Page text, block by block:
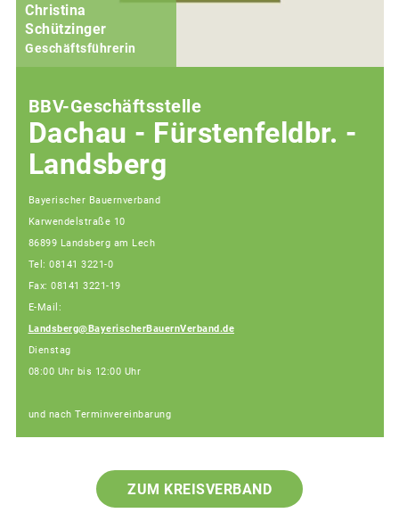
Christina
Schützinger
Geschäftsführerin
BBV-Geschäftsstelle
Dachau - Fürstenfeldbr. -
Landsberg
Bayerischer Bauernverband
Karwendelstraße 10
86899 Landsberg am Lech
Tel: 08141 3221-0
Fax: 08141 3221-19
E-Mail:
Landsberg@BayerischerBauernVerband.de
Dienstag
08:00 Uhr bis 12:00 Uhr
und nach Terminvereinbarung
ZUM KREISVERBAND